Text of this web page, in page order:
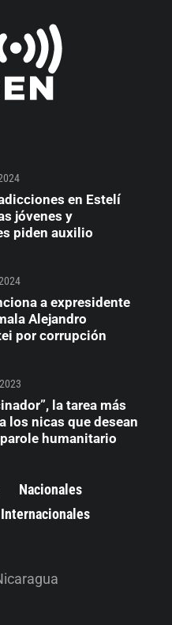
en Estelí
jóvenes y
piden auxilio
a expresidente
Alejandro
por corrupción
la tarea más
los nicas que desean
humanitario
Nacionales
Internacionales